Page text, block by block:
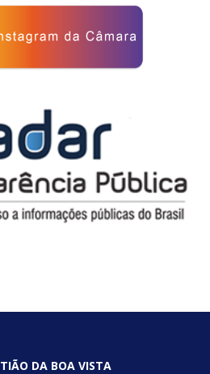
DA BOA VISTA